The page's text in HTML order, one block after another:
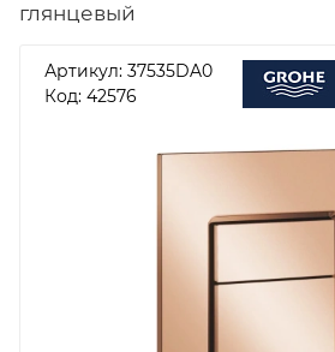
глянцевый
Артикул: 37535DA0
Код: 42576